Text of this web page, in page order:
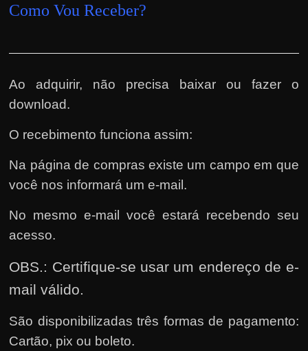
Como Vou Receber?
Ao adquirir, não precisa baixar ou fazer o
download.
O recebimento funciona assim:
Na página de compras existe um campo em que
você nos informará um e-mail.
No mesmo e-mail você estará recebendo seu
acesso.
OBS.: Certifique-se usar um endereço de e-
mail válido.
São disponibilizadas três formas de pagamento:
Cartão, pix ou boleto.